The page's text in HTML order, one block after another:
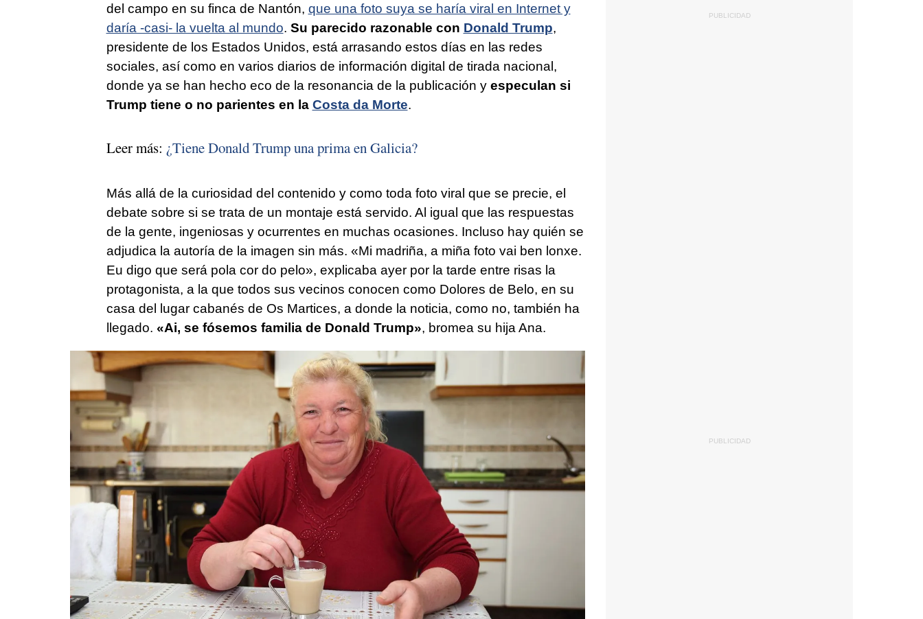
del campo en su finca de Nantón, que una foto suya se haría viral en Internet y
daría -casi- la vuelta al mundo. Su parecido razonable con Donald Trump,
presidente de los Estados Unidos, está arrasando estos días en las redes
sociales, así como en varios diarios de información digital de tirada nacional,
donde ya se han hecho eco de la resonancia de la publicación y especulan si
Trump tiene o no parientes en la Costa da Morte.
Leer más: ¿Tiene Donald Trump una prima en Galicia?
Más allá de la curiosidad del contenido y como toda foto viral que se precie, el
debate sobre si se trata de un montaje está servido. Al igual que las respuestas
de la gente, ingeniosas y ocurrentes en muchas ocasiones. Incluso hay quién se
adjudica la autoría de la imagen sin más. «Mi madriña, a miña foto vai ben lonxe.
Eu digo que será pola cor do pelo», explicaba ayer por la tarde entre risas la
protagonista, a la que todos sus vecinos conocen como Dolores de Belo, en su
casa del lugar cabanés de Os Martices, a donde la noticia, como no, también ha
llegado. «Ai, se fósemos familia de Donald Trump», bromea su hija Ana.